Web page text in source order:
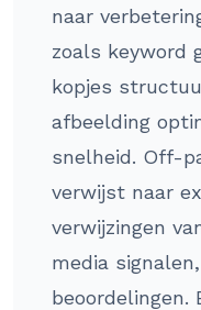
naar
zoals keyword
kopjes
afbeelding
snelheid. Off-
verwijst naar
verwijzingen
media
beoordelingen.